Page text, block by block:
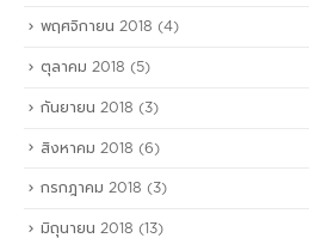
พฤศจิกายน 2018 (4)
ตุลาคม 2018 (5)
กันยายน 2018 (3)
สิงหาคม 2018 (6)
กรกฎาคม 2018 (3)
มิถุนายน 2018 (13)